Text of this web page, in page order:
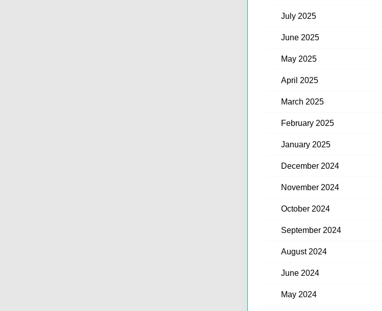
July 2025
June 2025
May 2025
April 2025
March 2025
February 2025
January 2025
December 2024
November 2024
October 2024
September 2024
August 2024
June 2024
May 2024